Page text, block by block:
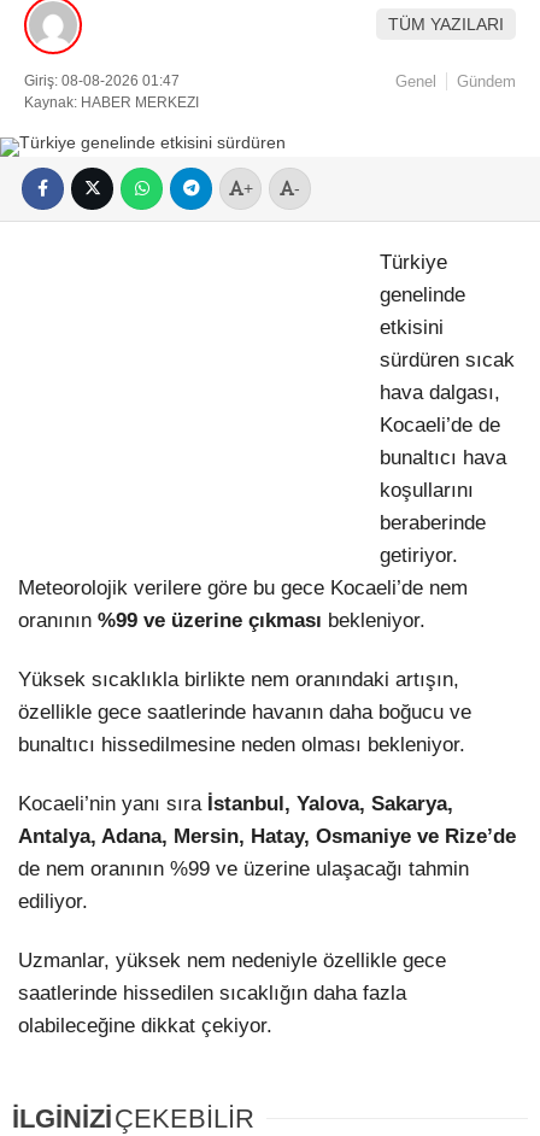
TÜM YAZILARI
Giriş: 08-08-2026 01:47
Kaynak: HABER MERKEZI
Genel Gündem
+ -
Türkiye
genelinde
etkisini
sürdüren sıcak
hava dalgası,
Kocaeli’de de
bunaltıcı hava
koşullarını
beraberinde
getiriyor.
Meteorolojik verilere göre bu gece Kocaeli’de nem
oranının %99 ve üzerine çıkması bekleniyor.
Yüksek sıcaklıkla birlikte nem oranındaki artışın,
özellikle gece saatlerinde havanın daha boğucu ve
bunaltıcı hissedilmesine neden olması bekleniyor.
Kocaeli’nin yanı sıra İstanbul, Yalova, Sakarya,
Antalya, Adana, Mersin, Hatay, Osmaniye ve Rize’de
de nem oranının %99 ve üzerine ulaşacağı tahmin
ediliyor.
Uzmanlar, yüksek nem nedeniyle özellikle gece
saatlerinde hissedilen sıcaklığın daha fazla
olabileceğine dikkat çekiyor.
İLGİNİZİÇEKEBİLİR